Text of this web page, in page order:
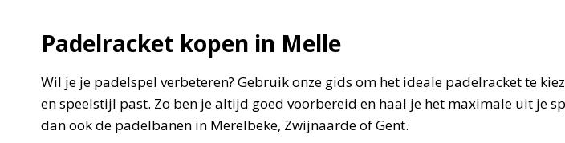
Padelracket kopen in Melle
Wil je je padelspel verbeteren? Gebruik onze gids om het ideale padelracket te
en speelstijl past. Zo ben je altijd goed voorbereid en haal je het maximale uit je
dan ook de padelbanen in Merelbeke, Zwijnaarde of Gent.